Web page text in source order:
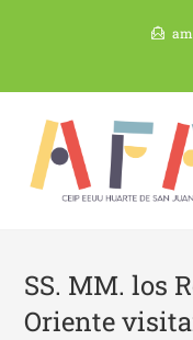
SS. MM. los
Oriente